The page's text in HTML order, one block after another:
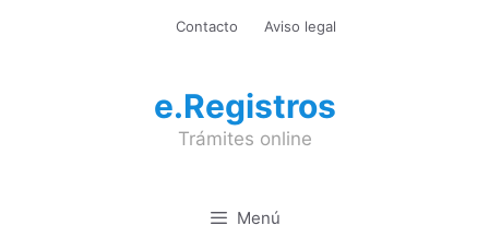
Contacto Aviso legal
e.Registros
Trámites online
Menú